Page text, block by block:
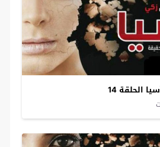
الحلقة 14